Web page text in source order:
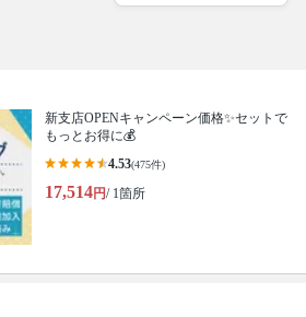
新支店OPENキャンペーン価格✨セットで
もっとお得に💰
4.53(475件)
17,514円/ 1箇所